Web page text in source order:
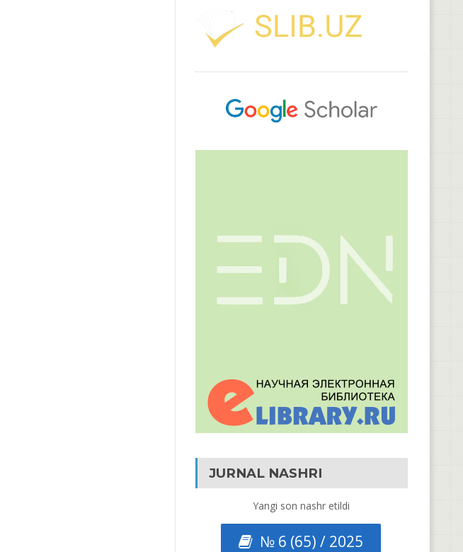
JURNAL NASHRI
Yangi son nashr etildi
№ 6 (65) / 2025